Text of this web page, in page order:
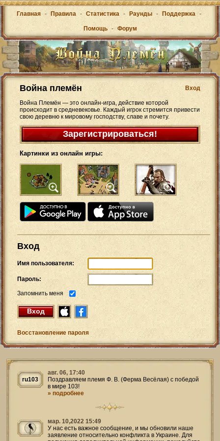
Главная - Правила - Статистика - Раунды - Поддержка -
Помощь - Форум
Вход
Война племён
Война Племён — это онлайн-игра, действие которой
происходит в средневековье. Каждый игрок стремится привести
свою деревню к мировому господству, славе и почету.
Зарегистрироваться!
Картинки из онлайн игры:
Вход
Имя пользователя:
Пароль:
Запомнить меня
Вход
Восстановление пароля
ru103
авг. 06, 17:40
Поздравляем племя Ф. В. (Ферма Весёлая) с победой
в мире 103!
» подробнее
мар. 10,2022 15:49
У нас есть важное сообщение, и мы обновили наше
заявление относительно конфликта в Украине. Для